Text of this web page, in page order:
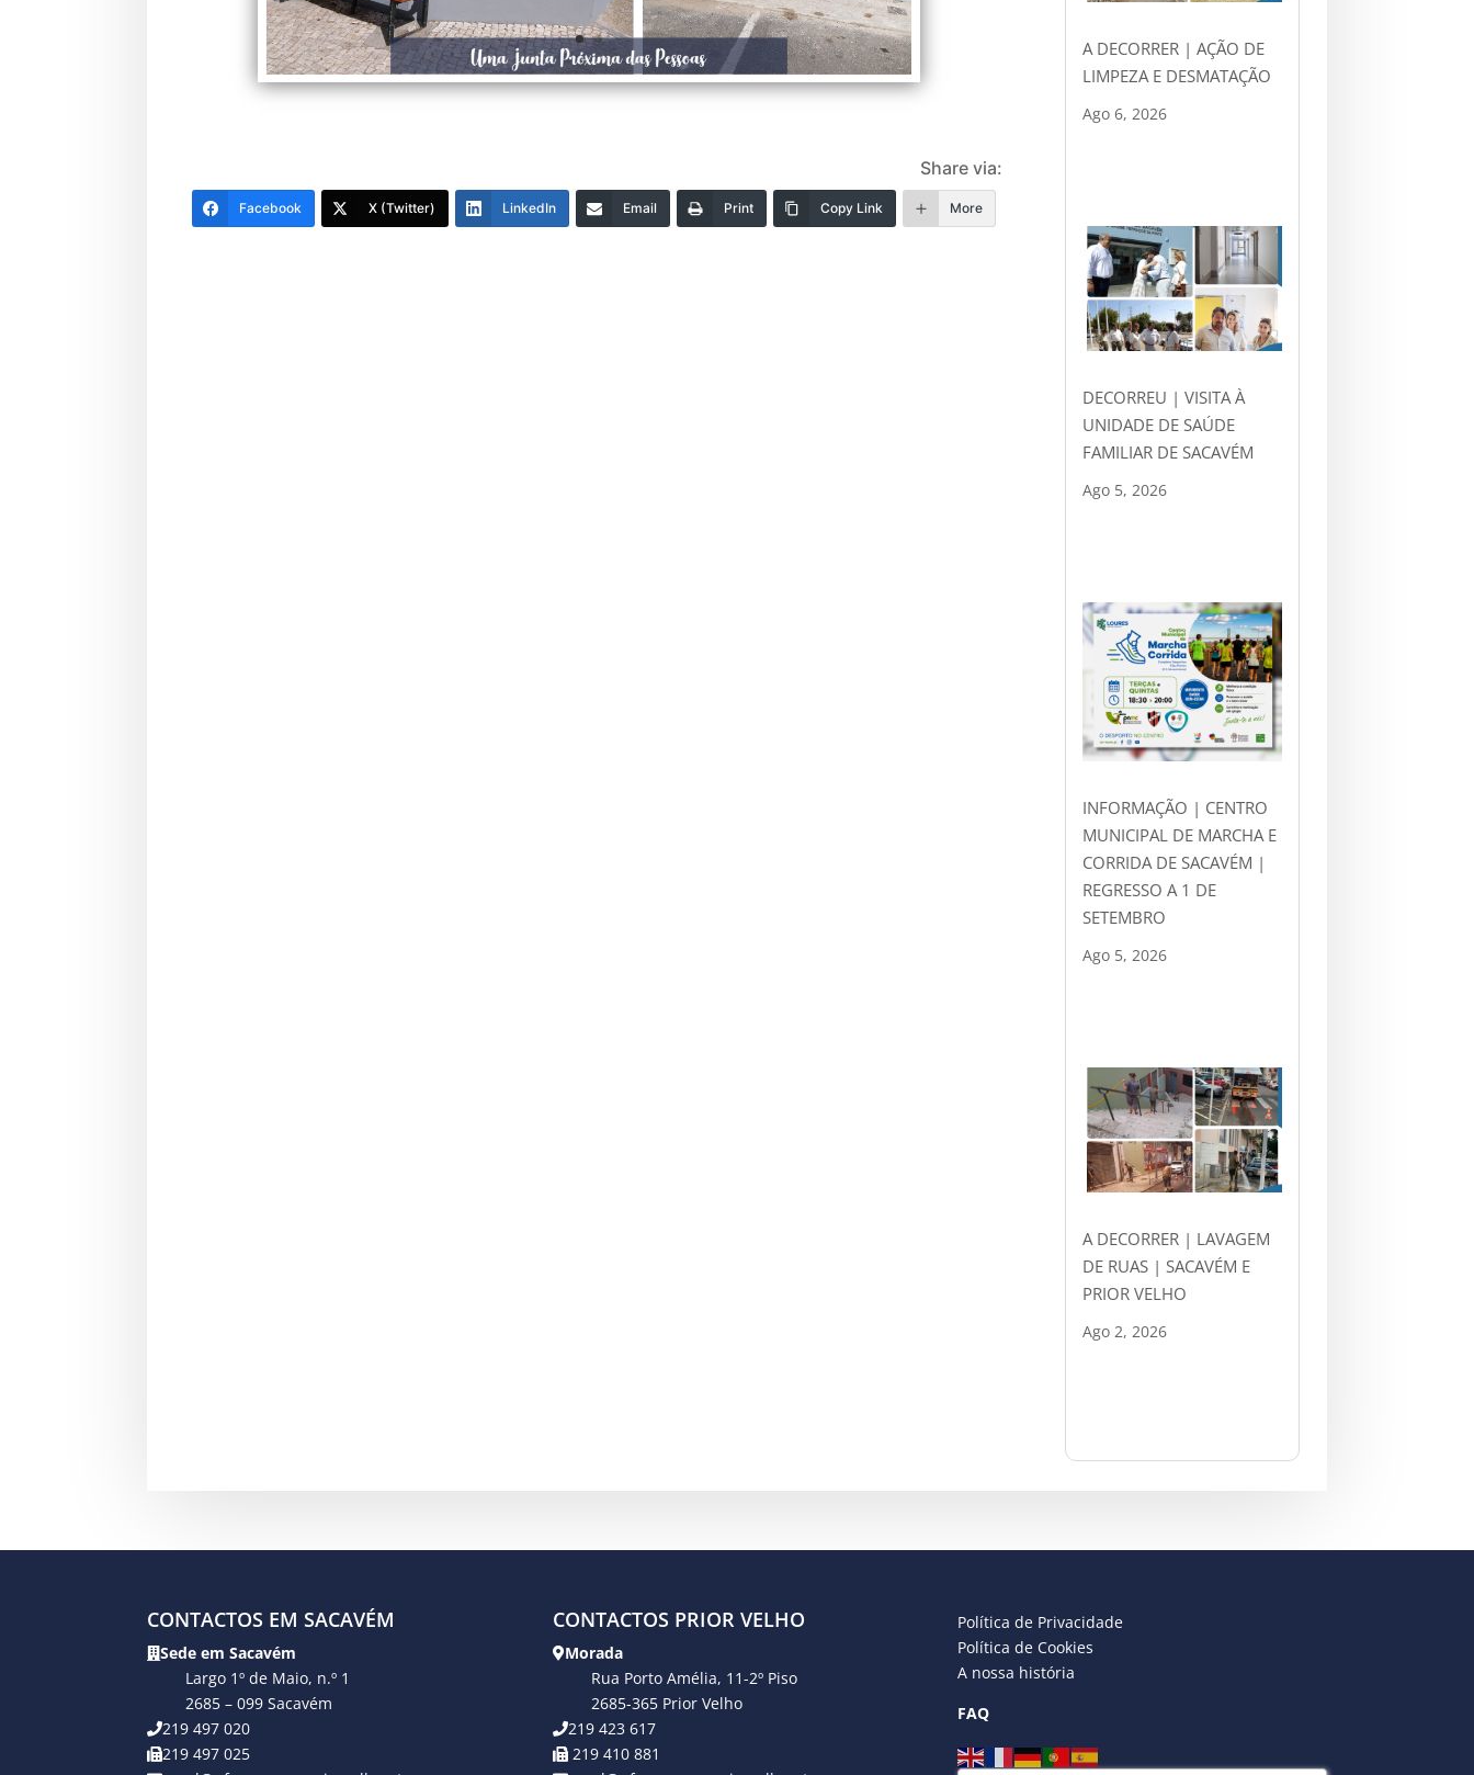
Share via:
Facebook X (Twitter) LinkedIn Email Print Copy Link More
A DECORRER | AÇÃO DE
LIMPEZA E DESMATAÇÃO
Ago 6, 2026
DECORREU | VISITA À
UNIDADE DE SAÚDE
FAMILIAR DE SACAVÉM
Ago 5, 2026
INFORMAÇÃO | CENTRO
MUNICIPAL DE MARCHA E
CORRIDA DE SACAVÉM |
REGRESSO A 1 DE
SETEMBRO
Ago 5, 2026
A DECORRER | LAVAGEM
DE RUAS | SACAVÉM E
PRIOR VELHO
Ago 2, 2026
CONTACTOS EM SACAVÉM
Sede em Sacavém
Largo 1º de Maio, n.º 1
2685 – 099 Sacavém
219 497 020
219 497 025
CONTACTOS PRIOR VELHO
Morada
Rua Porto Amélia, 11-2º Piso
2685-365 Prior Velho
219 423 617
219 410 881
Política de Privacidade
Política de Cookies
A nossa história
FAQ